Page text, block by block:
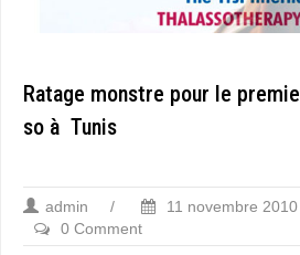
Ratage monstre pour le
so à Tunis
admin / 11 novembre 2010
0 Comment